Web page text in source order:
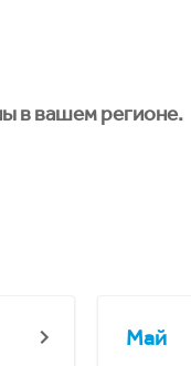
в вашем регионе.
Май